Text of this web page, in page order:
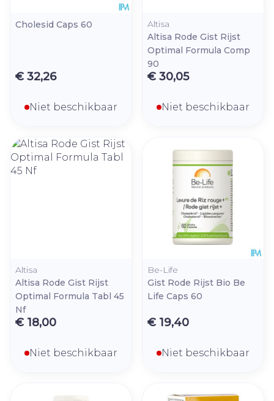
Cholesid Caps 60
€ 32,26
Niet beschikbaar
Altisa
Altisa Rode Gist Rijst
Optimal Formula Comp
90
€ 30,05
Niet beschikbaar
Altisa
Altisa Rode Gist Rijst
Optimal Formula Tabl 45
Nf
€ 18,00
Niet beschikbaar
Be-Life
Gist Rode Rijst Bio Be
Life Caps 60
€ 19,40
Niet beschikbaar